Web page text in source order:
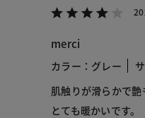
merci
カラー：グレー
肌触りが滑らかで艶
とても暖かいです。